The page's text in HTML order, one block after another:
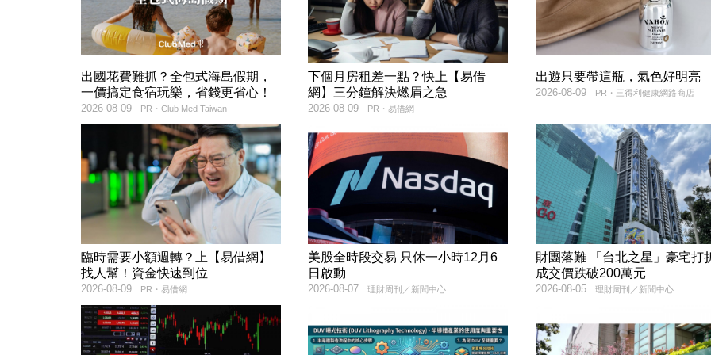
出國花費難抓？全包式海島假期，
一價搞定食宿玩樂，省錢更省心！
PR・Club Med Taiwan
2026-08-09
下個月房租差一點？快上【易借
網】三分鐘解決燃眉之急
PR・易借網
2026-08-09
出遊只要帶這瓶，氣色好明亮
PR・三得利健康網路商店
2026-08-09
臨時需要小額週轉？上【易借網】
找人幫！資金快速到位
PR・易借網
2026-08-09
美股全時段交易 只休一小時12月6
日啟動
理財周刊／新聞中心
2026-08-07
財團落難 「台北之星」豪宅打
成交價跌破200萬元
理財周刊／新聞中心
2026-08-05